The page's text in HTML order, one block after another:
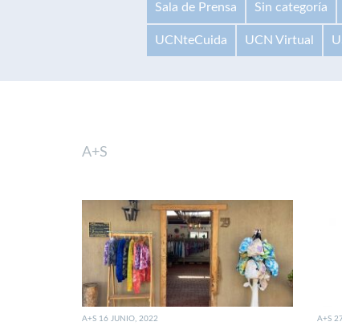
Sala de Prensa Sin categoría
UCNteCuida UCN Virtual
A+S
A+S 16 JUNIO, 2022 A+S